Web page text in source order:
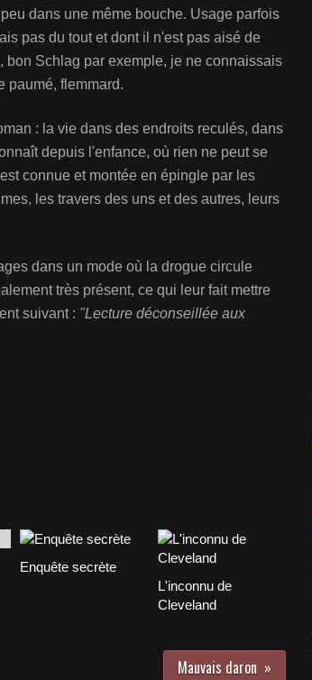
dans une même bouche. Usage parfois
pas du tout et dont il n'est pas aisé de
Schlag par exemple, je ne connaissais
paumé, flemmard.
: la vie dans des endroits reculés, dans
depuis l'enfance, où rien ne peut se
connue et montée en épingle par les
les travers des uns et des autres, leurs
dans un mode où la drogue circule
très présent, ce qui leur fait mettre
suivant : "Lecture déconseillée aux
Enquête secrète
L'inconnu de
Cleveland
Mauvais daron